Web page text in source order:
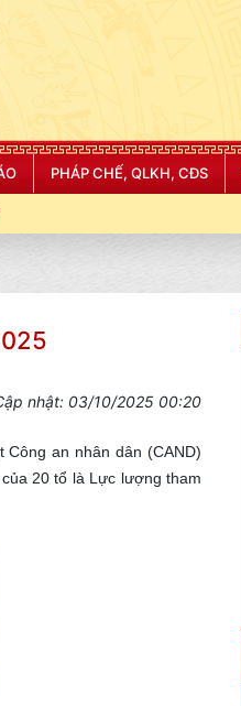
PHÁP CHẾ, QLKH, CĐS
nhật: 03/10/2025 00:20
an nhân dân (CAND)
20 tổ là Lực lượng tham